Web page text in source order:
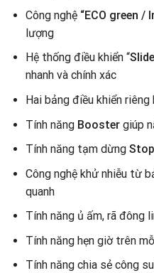
Công nghệ “ECO green /
lượng
Hệ thống điều khiển “
nhanh và chính xác
Hai bảng điều khiển riêng
Tính năng Boostergiúp
Tính năng tạm dừng
Công nghệ khử nhiễu từ
quanh
Tính năng ủ ấm, rã đông
Tính năng hẹn giờ trên
Tính năng chia sẻ công